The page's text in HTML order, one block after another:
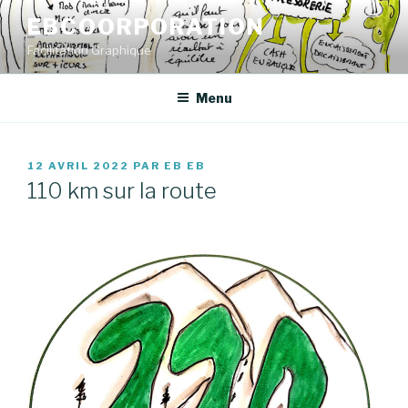
Aller
au
contenu
principal
EBCOORPORATION
Facilitation Graphique
Menu
PUBLIÉ
LE
12 AVRIL 2022 PAR EB EB
110 km sur la route